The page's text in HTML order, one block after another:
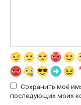
Сохранить моё
последующих моих